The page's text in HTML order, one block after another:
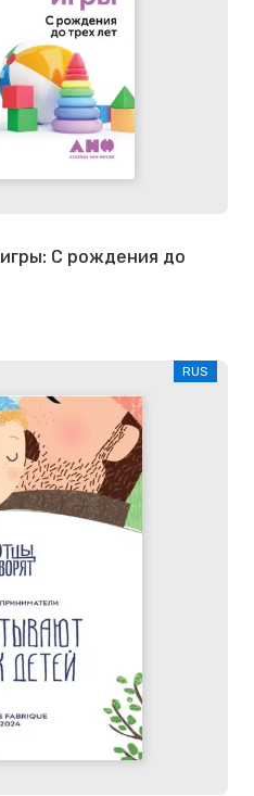
С рождения до
RUS